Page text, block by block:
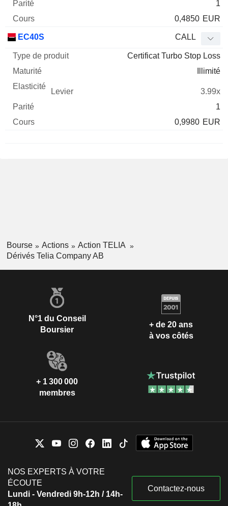
1
0,4850 EUR
EC40S CALL
Certificat Turbo Stop Loss
Illimité
3.99x
1
0,9980 EUR
Bourse Actions
Action TELIA
Dérivés Telia Company AB
N°1 du Conseil
Boursier
+ de 20 ans
à vos côtés
+ 1 300 000
membres
NOS EXPERTS À VOTRE
ÉCOUTE
Lundi - Vendredi 9h-12h / 14h-
Contactez-nous